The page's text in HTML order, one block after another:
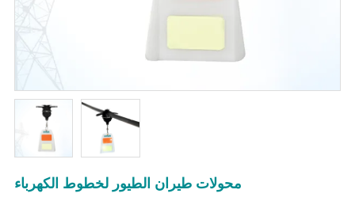
محولات طيران الطيور لخطوط الكهرباء